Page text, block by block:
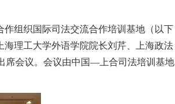
组织国际司法交流合作培训基地（以下
理工大学外语学院院长刘芹、上海政法
席会议。会议由中国—上合司法培训基地